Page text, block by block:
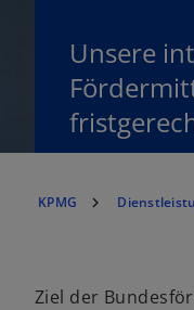
Unsere
KPMG
Ziel der